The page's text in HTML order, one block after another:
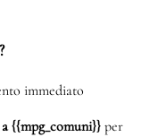
immediato
{{mpg_comuni}}per